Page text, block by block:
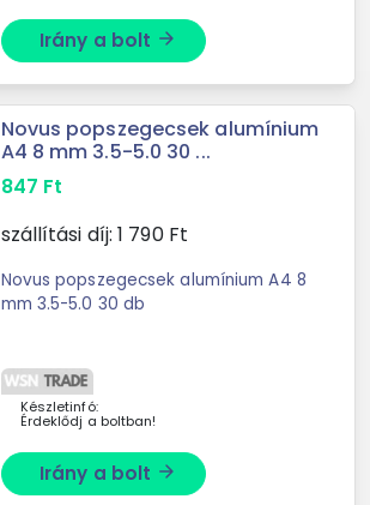
Irány a bolt arrow_forward
Novus popszegecsek alumínium
A4 8 mm 3.5-5.0 30 ...
847 Ft
szállítási díj: 1 790Ft
Novus popszegecsek alumínium A4 8
mm 3.5-5.0 30 db
Készletinfó:
Érdeklődj a boltban!
Irány a bolt arrow_forward